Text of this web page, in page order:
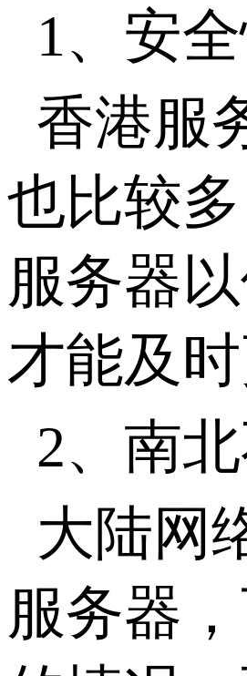
1、安
香港服
也比较
服务器
才能及
2、南
大陆网
服务器